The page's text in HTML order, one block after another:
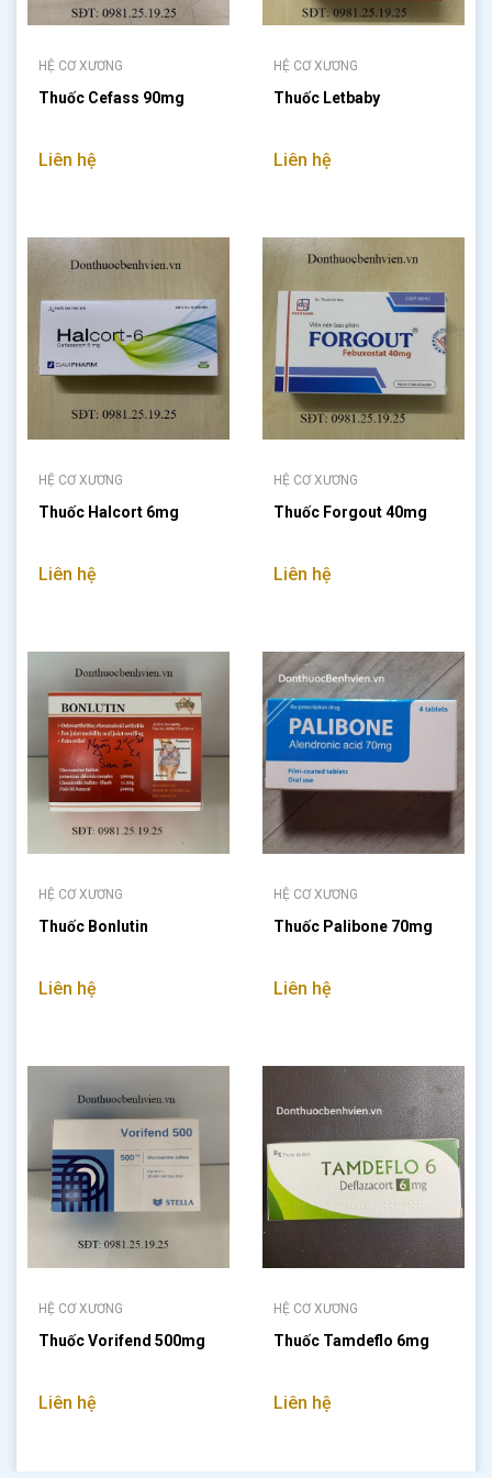
HỆ CƠ XƯƠNG
Thuốc Cefass 90mg
Liên hệ
HỆ CƠ XƯƠNG
Thuốc Letbaby
Liên hệ
HỆ CƠ XƯƠNG
Thuốc Halcort 6mg
Liên hệ
HỆ CƠ XƯƠNG
Thuốc Forgout 40mg
Liên hệ
HỆ CƠ XƯƠNG
Thuốc Bonlutin
Liên hệ
HỆ CƠ XƯƠNG
Thuốc Palibone 70mg
Liên hệ
HỆ CƠ XƯƠNG
Thuốc Vorifend 500mg
Liên hệ
HỆ CƠ XƯƠNG
Thuốc Tamdeflo 6mg
Liên hệ